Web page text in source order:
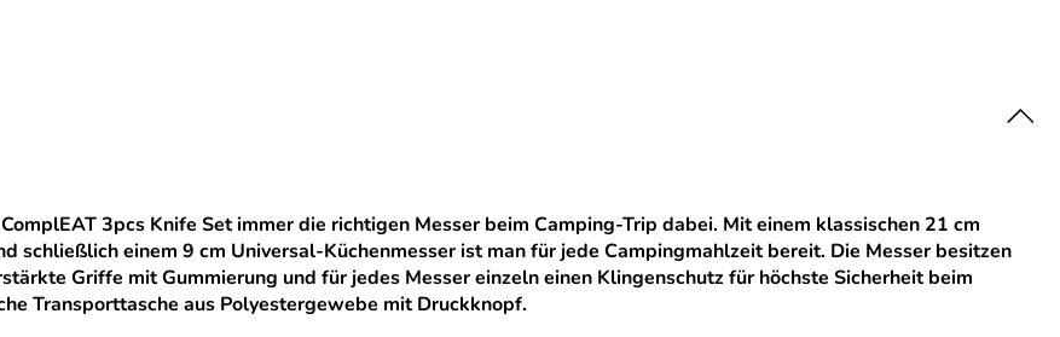
3pcs Knife Set immer die richtigen Messer beim Camping-Trip dabei. Mit einem klassischen 21 cm
schließlich einem 9 cm Universal-Küchenmesser ist man für jede Campingmahlzeit bereit. Die Messer besitzen
Griffe mit Gummierung und für jedes Messer einzeln einen Klingenschutz für höchste Sicherheit beim
Transporttasche aus Polyestergewebe mit Druckknopf.